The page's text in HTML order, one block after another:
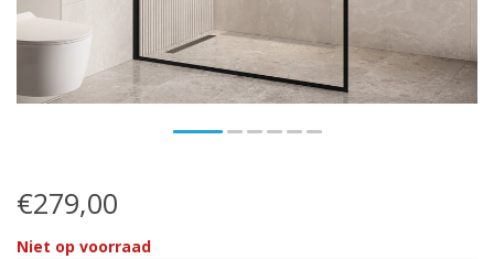
€279,00
Niet op voorraad